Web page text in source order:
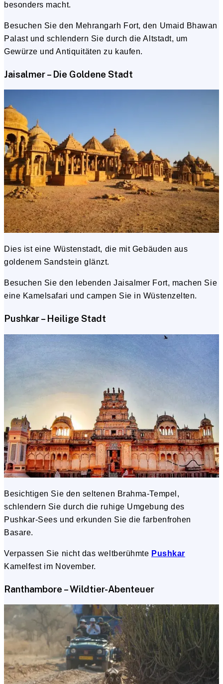
besonders macht.
Besuchen Sie den Mehrangarh Fort, den Umaid Bhawan
Palast und schlendern Sie durch die Altstadt, um
Gewürze und Antiquitäten zu kaufen.
Jaisalmer – Die Goldene Stadt
Dies ist eine Wüstenstadt, die mit Gebäuden aus
goldenem Sandstein glänzt.
Besuchen Sie den lebenden Jaisalmer Fort, machen Sie
eine Kamelsafari und campen Sie in Wüstenzelten.
Pushkar – Heilige Stadt
Besichtigen Sie den seltenen Brahma-Tempel,
schlendern Sie durch die ruhige Umgebung des
Pushkar-Sees und erkunden Sie die farbenfrohen
Basare.
Verpassen Sie nicht das weltberühmte Pushkar
Kamelfest im November.
Ranthambore – Wildtier-Abenteuer